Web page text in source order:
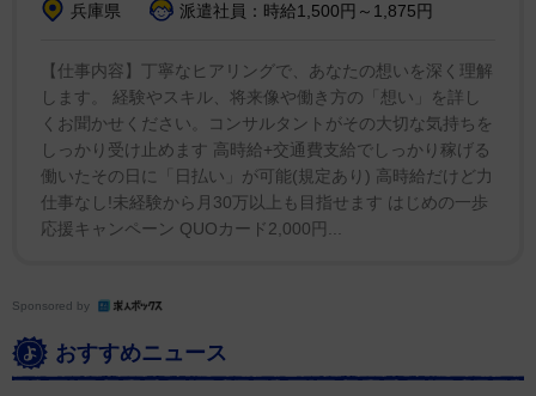
兵庫県
派遣社員：時給1,500円～1,875円
【仕事内容】丁寧なヒアリングで、あなたの想いを深く理解
します。 経験やスキル、将来像や働き方の「想い」を詳し
くお聞かせください。コンサルタントがその大切な気持ちを
しっかり受け止めます 高時給+交通費支給でしっかり稼げる
働いたその日に「日払い」が可能(規定あり) 高時給だけど力
仕事なし!未経験から月30万以上も目指せます はじめの一歩
応援キャンペーン QUOカード2,000円...
Sponsored by
おすすめニュース